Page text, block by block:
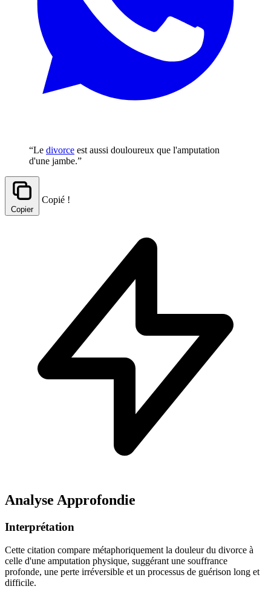
“Le divorce est aussi douloureux que l'amputation
d'une jambe.”
Copier
Copié !
Analyse Approfondie
Interprétation
Cette citation compare métaphoriquement la douleur du divorce à
celle d'une amputation physique, suggérant une souffrance
profonde, une perte irréversible et un processus de guérison long et
difficile.